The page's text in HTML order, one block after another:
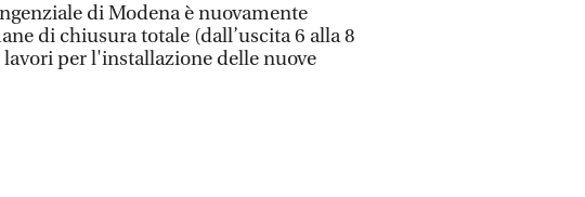
di Modena è nuovamente
di chiusura totale (dall’uscita 6 alla 8
per l'installazione delle nuove